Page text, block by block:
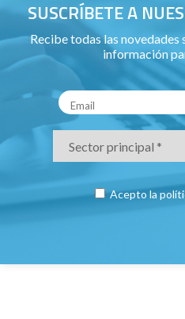
SUSCRÍBETE A
Recibe todas las
información
Acepto la